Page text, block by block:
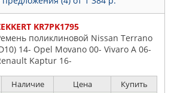
KR7PK1795
поликлиновой Nissan Terrano
14- Opel Movano 00- Vivaro A 06-
Kaptur 16-
Наличие Цена Купить